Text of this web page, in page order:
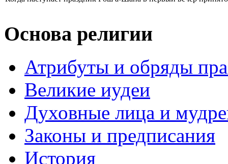
Основа религии
Атрибуты и обряды
Великие иудеи
Духовные лица и
Законы и предписания
История